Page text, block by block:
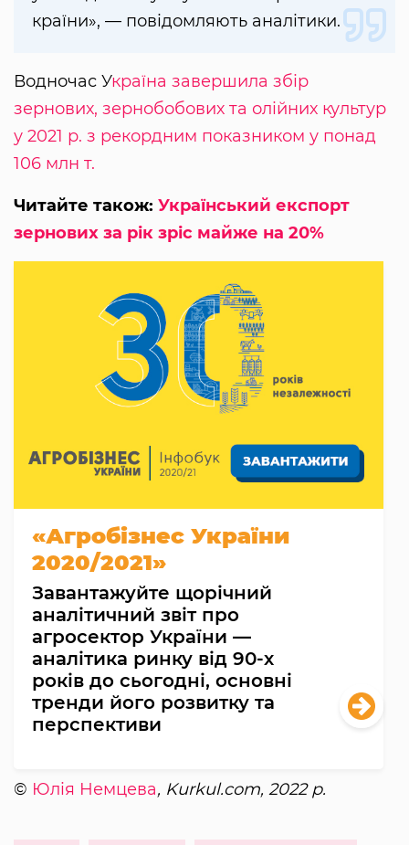
країни», — повідомляють аналітики.
Водночас Україна завершила збір
зернових, зернобобових та олійних культур
у 2021 р. з рекордним показником у понад
106 млн т.
Читайте також: Український експорт
зернових за рік зріс майже на 20%
«Агробізнес України
2020/2021»
Завантажуйте щорічний
аналітичний звіт про
агросектор України —
аналітика ринку від 90-х
років до сьогодні, основні
тренди його розвитку та
перспективи
© Юлія Немцева, Kurkul.com, 2022 р.